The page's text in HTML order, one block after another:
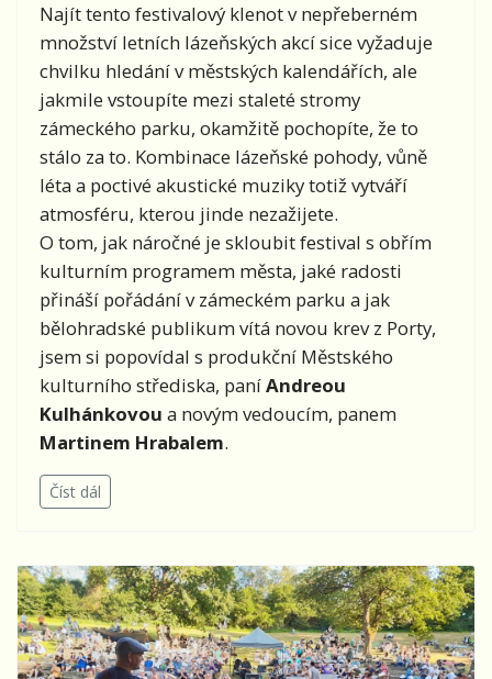
Najít tento festivalový klenot v nepřeberném
množství letních lázeňských akcí sice vyžaduje
chvilku hledání v městských kalendářích, ale
jakmile vstoupíte mezi staleté stromy
zámeckého parku, okamžitě pochopíte, že to
stálo za to. Kombinace lázeňské pohody, vůně
léta a poctivé akustické muziky totiž vytváří
atmosféru, kterou jinde nezažijete.
O tom, jak náročné je skloubit festival s obřím
kulturním programem města, jaké radosti
přináší pořádání v zámeckém parku a jak
bělohradské publikum vítá novou krev z Porty,
jsem si popovídal s produkční Městského
kulturního střediska, paníAndreou
Kulhánkovou a novým vedoucím, panem
Martinem Hrabalem.
Číst dál